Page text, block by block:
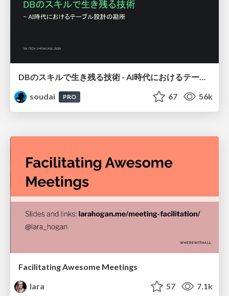
DBのスキルで生き残る技術 - AI時代におけるテーブル設計の勘所
soudai
PRO 67 56k
Facilitating Awesome Meetings
lara
57 7.1k